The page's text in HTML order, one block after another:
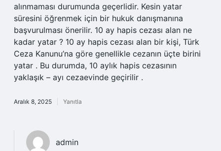
alınmaması durumunda geçerlidir. Kesin yatar
süresini öğrenmek için bir hukuk danışmanına
başvurulması önerilir. 10 ay hapis cezası alan ne
kadar yatar ? 10 ay hapis cezası alan bir kişi, Türk
Ceza Kanunu’na göre genellikle cezanın üçte birini
yatar . Bu durumda, 10 aylık hapis cezasının
yaklaşık – ayı cezaevinde geçirilir .
Aralık 8, 2025 Yanıtla
admin